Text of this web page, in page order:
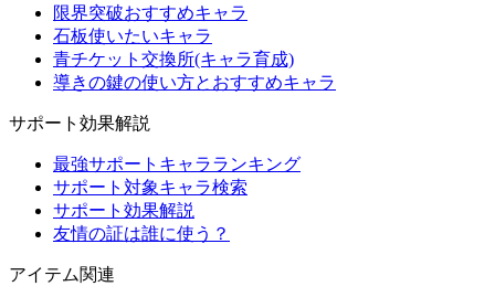
限界突破おすすめキャラ
石板使いたいキャラ
青チケット交換所(キャラ育成)
導きの鍵の使い方とおすすめキャラ
サポート効果解説
最強サポートキャラランキング
サポート対象キャラ検索
サポート効果解説
友情の証は誰に使う？
アイテム関連